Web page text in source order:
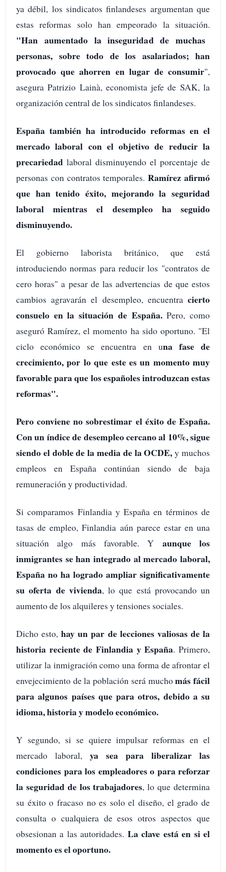
ya débil, los sindicatos finlandeses argumentan que
estas reformas solo han empeorado la situación.
"Han aumentado la inseguridad de muchas
personas, sobre todo de los asalariados; han
provocado que ahorren en lugar de consumir",
asegura Patrizio Lainà, economista jefe de SAK, la
organización central de los sindicatos finlandeses.
España también ha introducido reformas en el
mercado laboral con el objetivo de reducir la
precariedad laboral disminuyendo el porcentaje de
personas con contratos temporales. Ramírez afirmó
que han tenido éxito, mejorando la seguridad
laboral mientras el desempleo ha seguido
disminuyendo.
El gobierno laborista británico, que está
introduciendo normas para reducir los "contratos de
cero horas" a pesar de las advertencias de que estos
cambios agravarán el desempleo, encuentracierto
consuelo en la situación de España.Pero, como
aseguró Ramírez, el momento ha sido oportuno. "El
ciclo económico se encuentra en una fase de
crecimiento, por lo que este es un momento muy
favorable para que los españoles introduzcan estas
reformas".
Pero conviene no sobrestimar el éxito de España.
Con un índice de desempleo cercano al 10%, sigue
siendo el doble de la media de la OCDE, y muchos
empleos en España continúan siendo de baja
remuneración y productividad.
Si comparamos Finlandia y España en términos de
tasas de empleo, Finlandia aún parece estar en una
situación algo más favorable. Y aunque los
inmigrantes se han integrado al mercado laboral,
España no ha logrado ampliar significativamente
su oferta de vivienda, lo que está provocando un
aumento de los alquileres y tensiones sociales.
Dicho esto,hay un par de lecciones valiosas de la
historia reciente de Finlandia y España. Primero,
utilizar la inmigración como una forma de afrontar el
envejecimiento de la población será muchomás fácil
para algunos países que para otros, debido a su
idioma, historia y modelo económico.
Y segundo, si se quiere impulsar reformas en el
mercado laboral, ya sea para liberalizar las
condiciones para los empleadores o para reforzar
la seguridad de los trabajadores, lo que determina
su éxito o fracaso no es solo el diseño, el grado de
consulta o cualquiera de esos otros aspectos que
obsesionan a las autoridades. La clave está en si el
momento es el oportuno.